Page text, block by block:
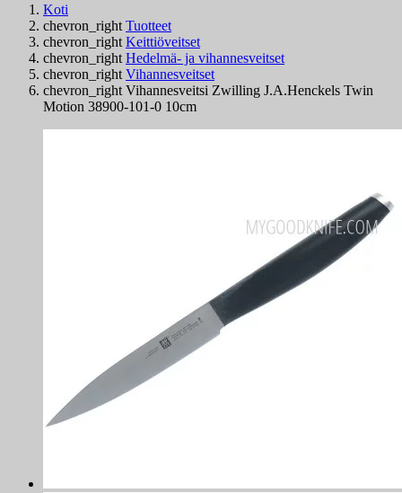
Koti
chevron_right Tuotteet
chevron_right Keittiöveitset
chevron_right Hedelmä- ja vihannesveitset
chevron_right Vihannesveitset
chevron_right Vihannesveitsi Zwilling J.A.Henckels Twin
Motion 38900-101-0 10cm